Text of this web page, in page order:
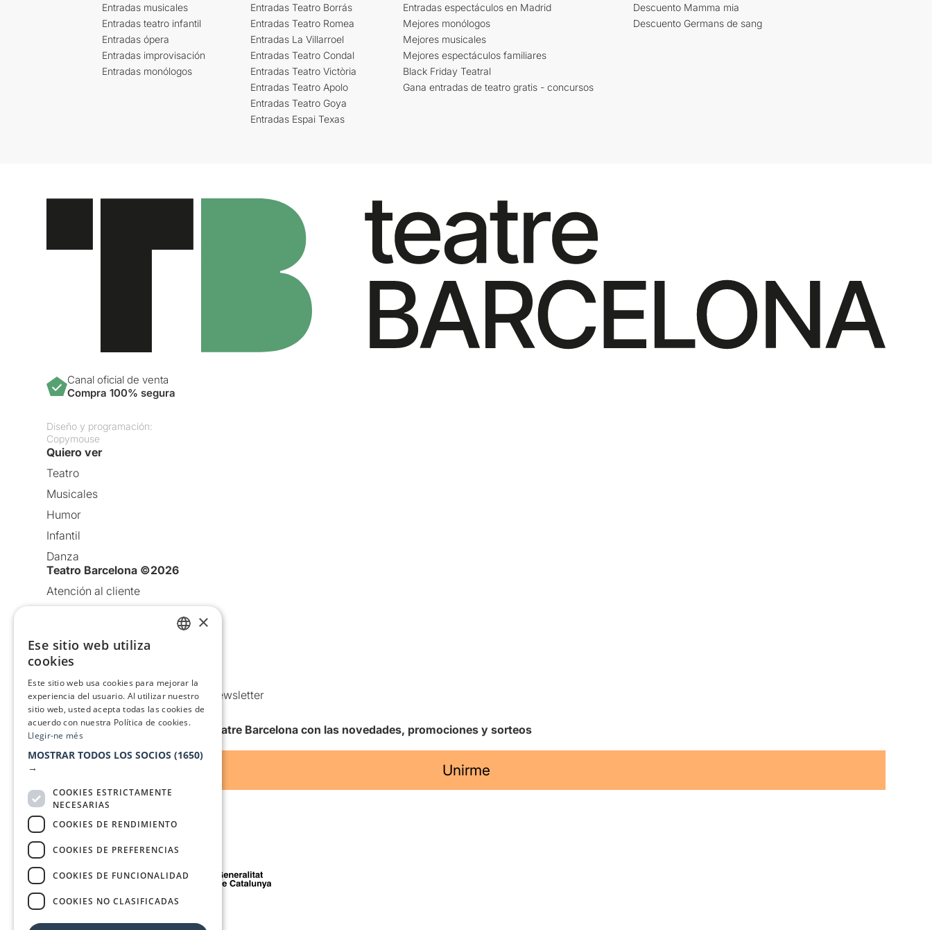
Entradas musicales
Entradas teatro infantil
Entradas ópera
Entradas improvisación
Entradas monólogos
Entradas Teatro Borrás
Entradas Teatro Romea
Entradas La Villarroel
Entradas Teatro Condal
Entradas Teatro Victòria
Entradas Teatro Apolo
Entradas Teatro Goya
Entradas Espai Texas
Entradas espectáculos en Madrid
Mejores monólogos
Mejores musicales
Mejores espectáculos familiares
Black Friday Teatral
Gana entradas de teatro gratis - concursos
Descuento Mamma mia
Descuento Germans de sang
Canal oficial de venta
Compra 100% segura
Diseño y programación:
Copymouse
Quiero ver
Teatro
Musicales
Humor
Infantil
Danza
Teatro Barcelona ©2026
Atención al cliente
Política de Cookies
Comunicaciones comerciales y Newsletter
Anuncia’t
Quiero recibir la newsletter de Teatre Barcelona con las novedades, promociones y sorteos
Unirme
Con el apoyo de
×
Ese sitio web utiliza
cookies
Este sitio web usa cookies para mejorar la
experiencia del usuario. Al utilizar nuestro
sitio web, usted acepta todas las cookies de
acuerdo con nuestra Política de cookies.
Llegir-ne més
MOSTRAR TODOS LOS SOCIOS (1650)
→
COOKIES ESTRICTAMENTE
NECESARIAS
COOKIES DE RENDIMIENTO
COOKIES DE PREFERENCIAS
COOKIES DE FUNCIONALIDAD
COOKIES NO CLASIFICADAS